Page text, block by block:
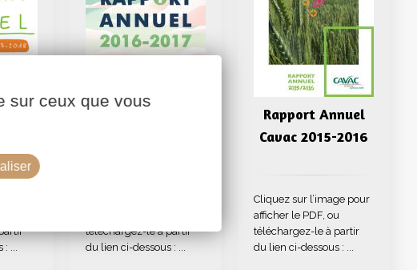
pour
: ...
téléchargez-le à partir
du lien ci-dessous : ...
Rapport Annuel
Cavac 2015-2016
Cliquez sur l’image pour
afficher le PDF, ou
téléchargez-le à partir
du lien ci-dessous : ...
sur ceux que vous